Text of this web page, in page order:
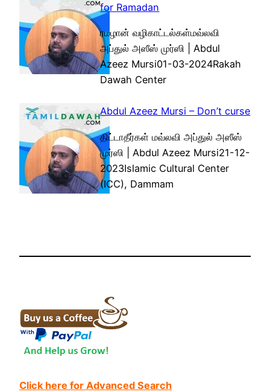
for Ramadan
ரமழான் வழிகாட்டல்கள்மவ்லவி
அப்துல் அஸீஸ் முர்ஸி | Abdul
Azeez Mursi01-03-2024Rakah
Dawah Center
Abdul Azeez Mursi – Don’t curse
திட்டாதீர்கள் மவ்லவி அப்துல் அஸீஸ்
முர்ஸி | Abdul Azeez Mursi21-12-
2023Islamic Cultural Center
(ICC), Dammam
Click here for Advanced Search